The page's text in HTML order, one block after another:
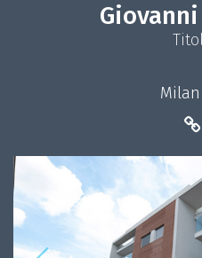
Giovanni
Milan